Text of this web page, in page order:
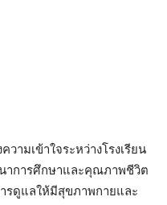
ามเข้าใจระหว่างโรงเรียน
าการศึกษาและคุณภาพชีวิต
รดูแลให้มีสุขภาพกายและ